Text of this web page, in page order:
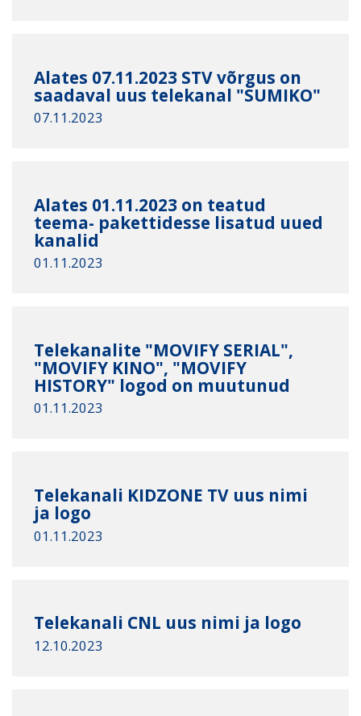
Alates 07.11.2023 STV võrgus on
saadaval uus telekanal "SUMIKO"
07.11.2023
Alates 01.11.2023 on teatud
teema- pakettidesse lisatud uued
kanalid
01.11.2023
Telekanalite "MOVIFY SERIAL",
"MOVIFY KINO", "MOVIFY
HISTORY" logod on muutunud
01.11.2023
Telekanali KIDZONE TV uus nimi
ja logo
01.11.2023
Telekanali CNL uus nimi ja logo
12.10.2023